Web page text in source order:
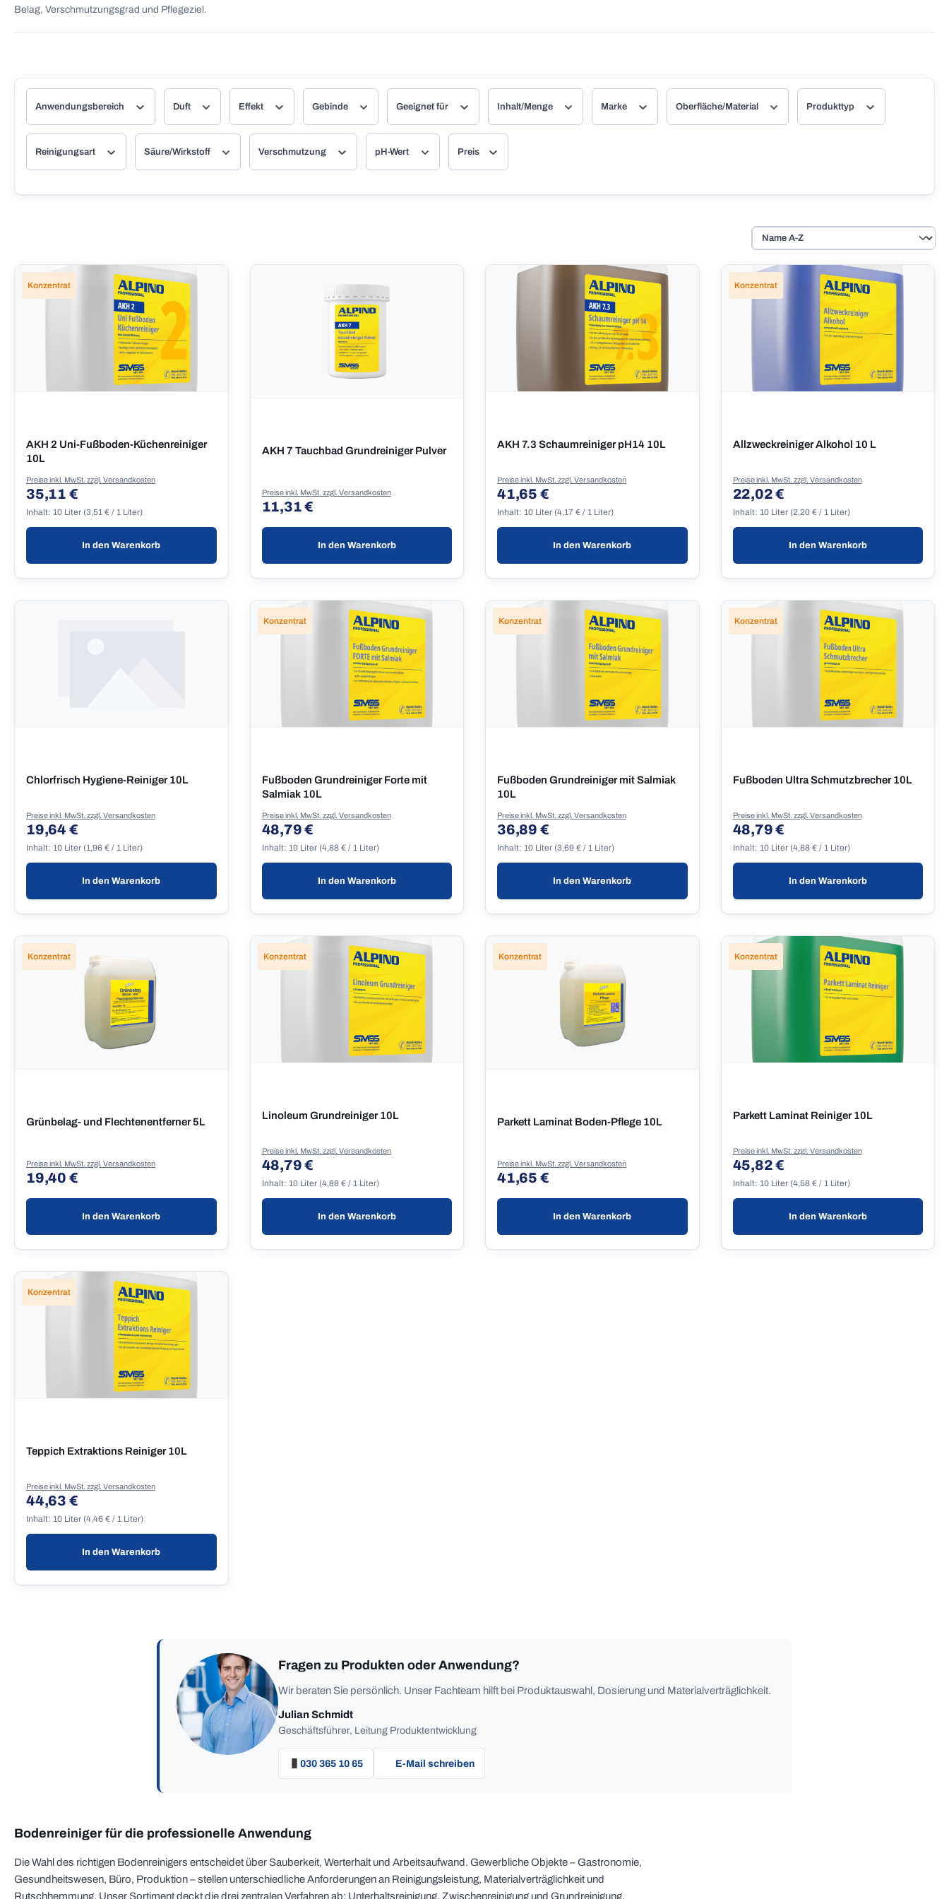
Belag, Verschmutzungsgrad und Pflegeziel.
Anwendungsbereich Duft Effekt Gebinde Geeignet für Inhalt/Menge Marke Oberfläche/Material Produkttyp
Reinigungsart Säure/Wirkstoff Verschmutzung pH-Wert Preis
Konzentrat
AKH 2 Uni-Fußboden-Küchenreiniger
10L
Inhalt: 10 Liter (3,51 € / 1 Liter)
Regulärer Preis:
35,11 €
Preise inkl. MwSt. zzgl. Versandkosten
In den Warenkorb
AKH 7 Tauchbad Grundreiniger Pulver
Regulärer Preis:
11,31 €
Preise inkl. MwSt. zzgl. Versandkosten
In den Warenkorb
AKH 7.3 Schaumreiniger pH14 10L
Inhalt: 10 Liter (4,17 € / 1 Liter)
Regulärer Preis:
41,65 €
Preise inkl. MwSt. zzgl. Versandkosten
In den Warenkorb
Konzentrat
Allzweckreiniger Alkohol 10 L
Inhalt: 10 Liter (2,20 € / 1 Liter)
Regulärer Preis:
22,02 €
Preise inkl. MwSt. zzgl. Versandkosten
In den Warenkorb
Chlorfrisch Hygiene-Reiniger 10L
Inhalt: 10 Liter (1,96 € / 1 Liter)
Regulärer Preis:
19,64 €
Preise inkl. MwSt. zzgl. Versandkosten
In den Warenkorb
Konzentrat
Fußboden Grundreiniger Forte mit
Salmiak 10L
Inhalt: 10 Liter (4,88 € / 1 Liter)
Regulärer Preis:
48,79 €
Preise inkl. MwSt. zzgl. Versandkosten
In den Warenkorb
Konzentrat
Fußboden Grundreiniger mit Salmiak
10L
Inhalt: 10 Liter (3,69 € / 1 Liter)
Regulärer Preis:
36,89 €
Preise inkl. MwSt. zzgl. Versandkosten
In den Warenkorb
Konzentrat
Fußboden Ultra Schmutzbrecher 10L
Inhalt: 10 Liter (4,88 € / 1 Liter)
Regulärer Preis:
48,79 €
Preise inkl. MwSt. zzgl. Versandkosten
In den Warenkorb
Konzentrat
Grünbelag- und Flechtenentferner 5L
Regulärer Preis:
19,40 €
Preise inkl. MwSt. zzgl. Versandkosten
In den Warenkorb
Konzentrat
Linoleum Grundreiniger 10L
Inhalt: 10 Liter (4,88 € / 1 Liter)
Regulärer Preis:
48,79 €
Preise inkl. MwSt. zzgl. Versandkosten
In den Warenkorb
Konzentrat
Parkett Laminat Boden-Pflege 10L
Regulärer Preis:
41,65 €
Preise inkl. MwSt. zzgl. Versandkosten
In den Warenkorb
Konzentrat
Parkett Laminat Reiniger 10L
Inhalt: 10 Liter (4,58 € / 1 Liter)
Regulärer Preis:
45,82 €
Preise inkl. MwSt. zzgl. Versandkosten
In den Warenkorb
Konzentrat
Teppich Extraktions Reiniger 10L
Inhalt: 10 Liter (4,46 € / 1 Liter)
Regulärer Preis:
44,63 €
Preise inkl. MwSt. zzgl. Versandkosten
In den Warenkorb
Fragen zu Produkten oder Anwendung?
Wir beraten Sie persönlich. Unser Fachteam hilft bei Produktauswahl, Dosierung und Materialverträglichkeit.
Julian Schmidt
Geschäftsführer, Leitung Produktentwicklung
030 365 10 65 E-Mail schreiben
Bodenreiniger für die professionelle Anwendung
Die Wahl des richtigen Bodenreinigers entscheidet über Sauberkeit, Werterhalt und Arbeitsaufwand. Gewerbliche Objekte – Gastronomie,
Gesundheitswesen, Büro, Produktion – stellen unterschiedliche Anforderungen an Reinigungsleistung, Materialverträglichkeit und
Rutschhemmung. Unser Sortiment deckt die drei zentralen Verfahren ab: Unterhaltsreinigung, Zwischenreinigung und Grundreinigung.